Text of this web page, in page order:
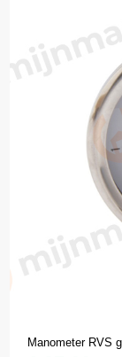
Manometer RVS